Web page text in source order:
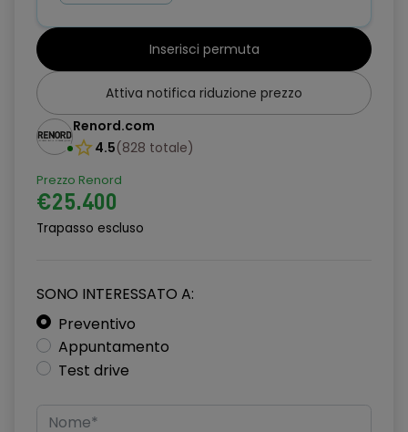
Automatic Emergency Braking System (sistema di frenata di
emergenza attiva con riconoscimento pedoni, ciclisti e
incroci)
Cerchi in lega diamantati da 19" Komah
Climatizzatore automatico bi-zona
Commutazione automatica abbaglianti / anabbaglianti
Cruise Control
Distance Warning (avviso distanza di sicurezza)
Driver Display da 12,3"
E-call (Chiamata d'emergenza)
Emergency Lane Keep Assist (assistenza d'emergenza al
Inserisci permuta
Attiva notifica riduzione prezzo
Renord.com
4.5(828 totale)
Prezzo Renord
€25.400
Trapasso escluso
SONO INTERESSATO A:
Preventivo
Appuntamento
Test drive